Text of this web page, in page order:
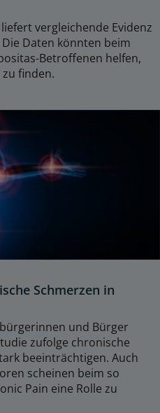
vergleichende Evidenz
Daten könnten beim
Betroffenen helfen,
finden.
Schmerzen in
und Bürger
zufolge chronische
beeinträchtigen. Auch
scheinen beim so
Pain eine Rolle zu